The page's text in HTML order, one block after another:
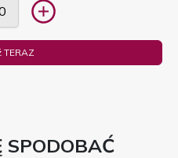
TERAZ
SPODOBAĆ